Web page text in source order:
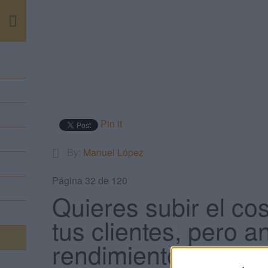
Pin it
Manuel López
Página 32 de 120
Quieres subir el
tus clientes, pero
rendimiento de